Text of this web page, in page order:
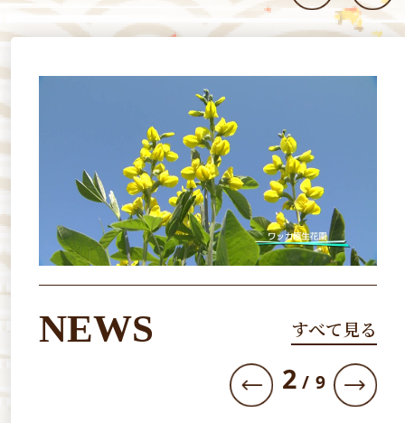
NEWS すべて見る
3 / 9